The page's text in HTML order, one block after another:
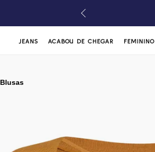
JEANS ACABOU DE CHEGAR FEMININO
Blusas